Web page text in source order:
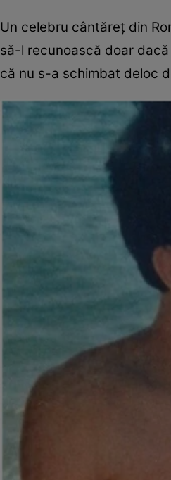
Un celebru cântăreț din
să-l recunoască doar
că nu s-a schimbat deloc